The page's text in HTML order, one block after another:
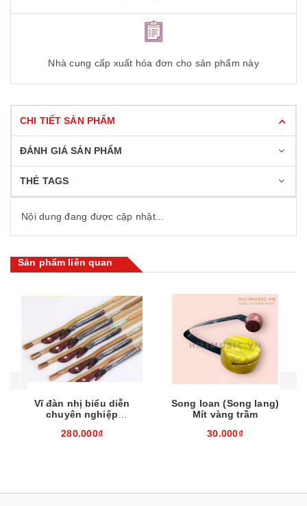
Nhà cung cấp xuất hóa đơn cho sản phẩm này
CHI TIẾT SẢN PHẨM
ĐÁNH GIÁ SẢN PHẨM
THẺ TAGS
Nội dung đang được cập nhật...
Sản phẩm liên quan
Vĩ đàn nhị biểu diễn
chuyên nghiệp
280.000₫
Song loan (Song lang)
Mít vàng trầm
30.000₫
Mua hàng